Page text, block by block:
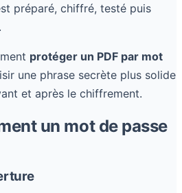
préparé, chiffré, testé puis
protéger un PDF par mot
une phrase secrète plus solide
et après le chiffrement.
un mot de passe